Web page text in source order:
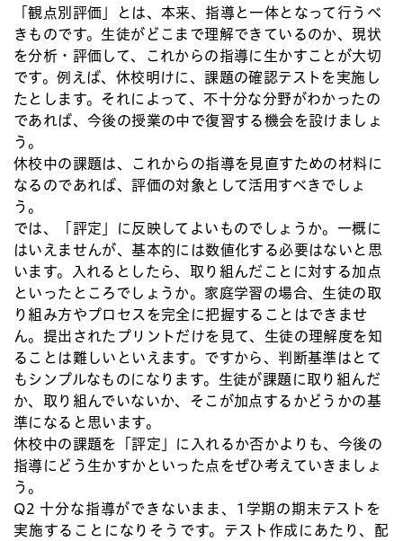
「観点別評価」とは、本来、指導と一体となって行うべ
きものです。生徒がどこまで理解できているのか、現状
を分析・評価して、これからの指導に生かすことが大切
です。例えば、休校明けに、課題の確認テストを実施し
たとします。それによって、不十分な分野がわかったの
であれば、今後の授業の中で復習する機会を設けましょ
う。
休校中の課題は、これからの指導を見直すための材料に
なるのであれば、評価の対象として活用すべきでしょ
う。
では、「評定」に反映してよいものでしょうか。一概に
はいえませんが、基本的には数値化する必要はないと思
います。入れるとしたら、取り組んだことに対する加点
といったところでしょうか。家庭学習の場合、生徒の取
り組み方やプロセスを完全に把握することはできませ
ん。提出されたプリントだけを見て、生徒の理解度を知
ることは難しいといえます。ですから、判断基準はとて
もシンプルなものになります。生徒が課題に取り組んだ
か、取り組んでいないか、そこが加点するかどうかの基
準になると思います。
休校中の課題を「評定」に入れるか否かよりも、今後の
指導にどう生かすかといった点をぜひ考えていきましょ
う。
Q2 十分な指導ができないまま、1学期の期末テストを
実施することになりそうです。テスト作成にあたり、配